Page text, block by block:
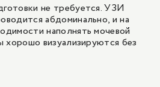
не требуется. УЗИ
абдоминально, и на
наполнять мочевой
хорошо визуализируются без